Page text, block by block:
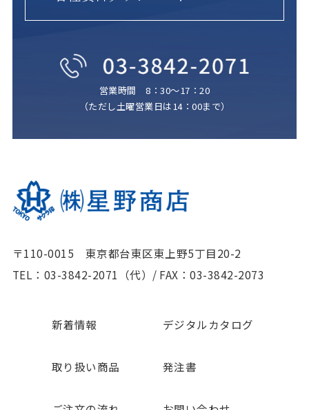
営業時間 8：30～17：20
（ただし土曜営業日は14：00まで）
〒110-0015 東京都台東区東上野5丁目20-2
TEL：03-3842-2071（代） / FAX：03-3842-2073
新着情報 デジタルカタログ
取り扱い商品 発注書